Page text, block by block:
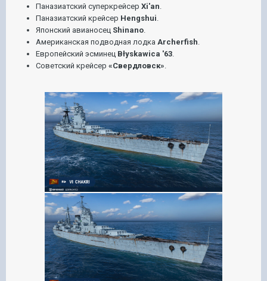
Паназиатский суперкрейсер Xi'an.
Паназиатский крейсер Hengshui.
Японский авианосец Shinano.
Американская подводная лодка Archerfish.
Европейский эсминец Błyskawica '63.
Советский крейсер «Свердловск».